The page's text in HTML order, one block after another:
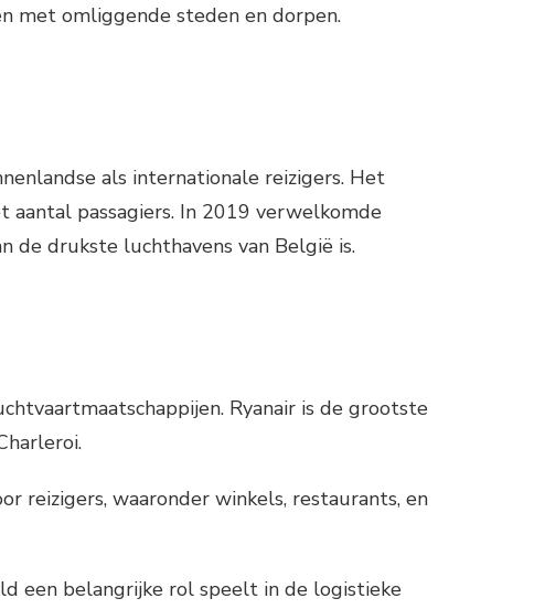
met omliggende steden en dorpen.
als internationale reizigers. Het
passagiers. In 2019 verwelkomde
de drukste luchthavens van België is.
Ryanair is de grootste
reizigers, waaronder winkels, restaurants, en
een belangrijke rol speelt in de logistieke